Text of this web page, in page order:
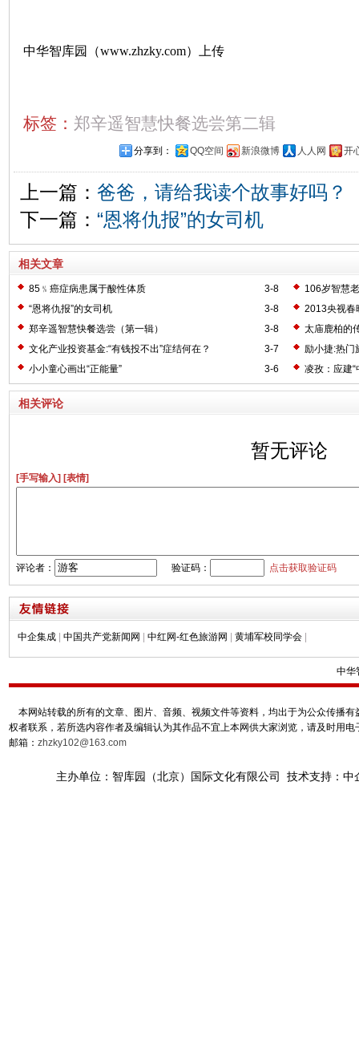
中华智库园（www.zhzky.com）上传
标签： 郑辛遥智慧快餐选尝第二辑
分享到： QQ空间 新浪微博 人人网 开
上一篇： 爸爸，请给我读个故事好吗？
下一篇： “恩将仇报”的女司机
相关文章
3-8
85﹪癌症病患属于酸性体质
106岁智慧
3-8
“恩将仇报”的女司机
2013央视春
3-8
郑辛遥智慧快餐选尝（第一辑）
太庙鹿柏的
3-7
文化产业投资基金:“有钱投不出”症结何在？
励小捷:热门
3-6
小小童心画出“正能量” 凌孜：应建
相关评论
暂无评论
[手写输入] [表情]
评论者： 验证码： 点击获取验证码
中企集成 中国共产党新闻网 中红网-红色旅游网 黄埔军校同学会
中华
本网站转载的所有的文章、图片、音频、视频文件等资料，均出于为公众传播
权者联系，若所选内容作者及编辑认为其作品不宜上本网供大家浏览，请及时用
邮箱： zhzky102@163.com
主办单位：智库园（北京）国际文化有限公司 技术支持：